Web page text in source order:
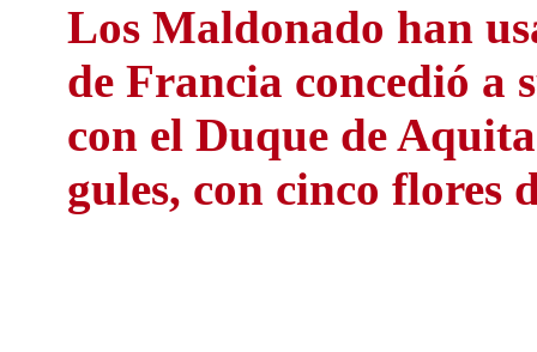
Los Maldonado han
de Francia concedió a
con el Duque de
gules, con cinco flores